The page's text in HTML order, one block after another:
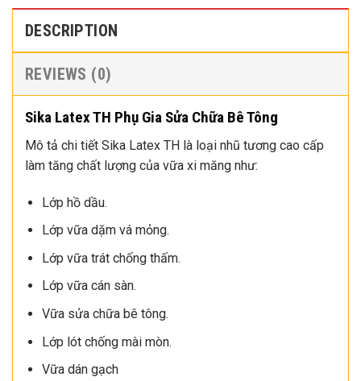
DESCRIPTION
REVIEWS (0)
Sika Latex TH Phụ Gia Sửa Chữa Bê Tông
Mô tả chi tiết Sika Latex TH là loại nhũ tương cao cấp
làm tăng chất lượng của vữa xi măng như:
Lớp hồ dầu.
Lớp vữa dặm vá mỏng.
Lớp vữa trát chống thấm.
Lớp vữa cán sàn.
Vữa sửa chữa bê tông.
Lớp lót chống mài mòn.
Vữa dán gạch